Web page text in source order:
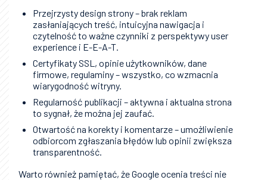
Przejrzysty design strony – brak reklam
zasłaniających treść, intuicyjna nawigacja i
czytelność to ważne czynniki z perspektywy user
experience i E-E-A-T.
Certyfikaty SSL, opinie użytkowników, dane
firmowe, regulaminy – wszystko, co wzmacnia
wiarygodność witryny.
Regularność publikacji – aktywna i aktualna strona
to sygnał, że można jej zaufać.
Otwartość na korekty i komentarze – umożliwienie
odbiorcom zgłaszania błędów lub opinii zwiększa
transparentność.
Warto również pamiętać, że Google ocenia treści nie